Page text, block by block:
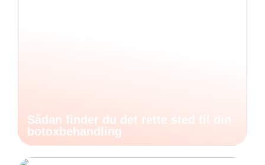
Sådan finder du det rette sted til din
botoxbehandling